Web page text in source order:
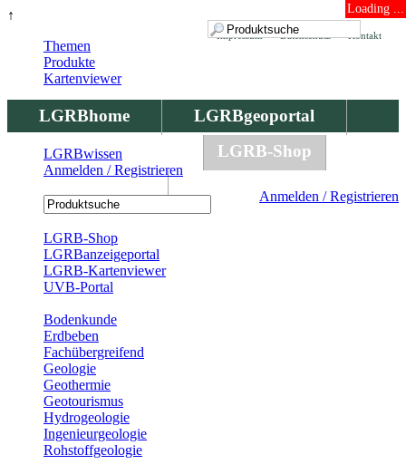
↑ Loading ...
Kontakt
Datenschutz
Impressum
LGRBhome
LGRBgeoportal
LGRBbohrungen
LGRB-Shop
Anmelden / Registrieren
Themen
Produkte
Kartenviewer
LGRBwissen
Anmelden / Registrieren
LGRB-Shop
LGRBanzeigeportal
LGRB-Kartenviewer
UVB-Portal
Bodenkunde
Erdbeben
Fachübergreifend
Geologie
Geothermie
Geotourismus
Hydrogeologie
Ingenieurgeologie
Rohstoffgeologie